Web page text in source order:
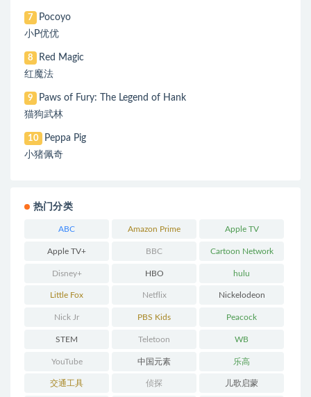
7
Pocoyo
小P优优
8
Red Magic
红魔法
9
Paws of Fury: The Legend of Hank
猫狗武林
10
Peppa Pig
小猪佩奇
热门分类
ABC Amazon Prime Apple TV
Apple TV+ BBC Cartoon Network
Disney+ HBO hulu
Little Fox Netflix Nickelodeon
Nick Jr PBS Kids Peacock
STEM Teletoon WB
YouTube 中国元素 乐高
交通工具 侦探 儿歌启蒙